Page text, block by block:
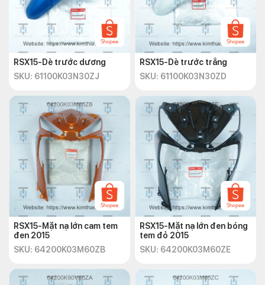
RSX15-Dè trước dương
SKU: 61100K03N30ZJ
RSX15-Dè trước trắng
SKU: 61100K03N30ZD
RSX15-Mặt nạ lớn cam tem
đen 2015
SKU: 64200K03M60ZB
RSX15-Mặt nạ lớn đen bóng
tem đỏ 2015
SKU: 64200K03M60ZE